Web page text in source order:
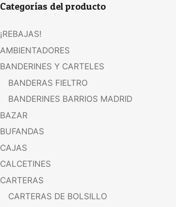
Categorías del producto
¡REBAJAS!
AMBIENTADORES
BANDERINES Y CARTELES
BANDERAS FIELTRO
BANDERINES BARRIOS MADRID
BAZAR
BUFANDAS
CAJAS
CALCETINES
CARTERAS
CARTERAS DE BOLSILLO